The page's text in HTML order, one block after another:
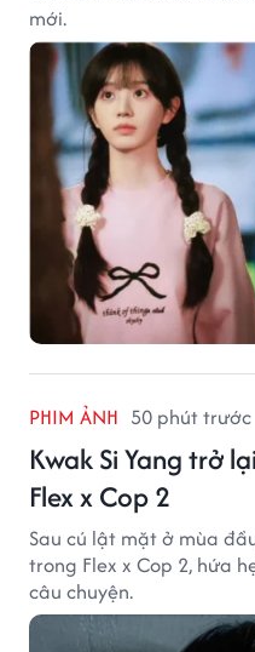
mới.
PHIM ẢNH 50 phút trước
Kwak Si Yang trở
Flex x Cop 2
Sau cú lật mặt ở mùa
trong Flex x Cop 2, hứa
câu chuyện.